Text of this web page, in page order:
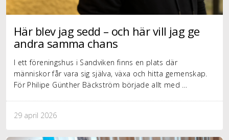
Här blev jag sedd – och här vill jag ge
andra samma chans
I ett föreningshus i Sandviken finns en plats där
människor får vara sig själva, växa och hitta gemenskap.
För Philipe Günther Bäckström började allt med …
29 april 2026